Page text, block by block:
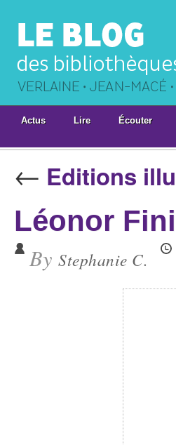
Actus Lire Écouter
← Editions
Léonor
By Stephanie C.